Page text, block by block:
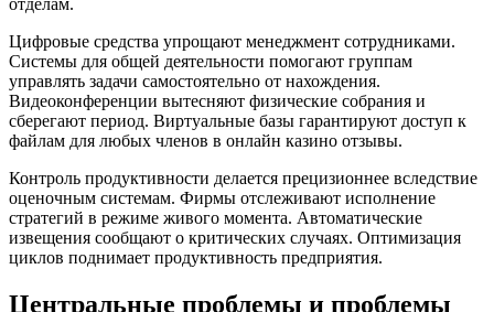
отделам.
Цифровые средства упрощают менеджмент сотрудниками.
Системы для общей деятельности помогают группам
управлять задачи самостоятельно от нахождения.
Видеоконференции вытесняют физические собрания и
сберегают период. Виртуальные базы гарантируют доступ к
файлам для любых членов в онлайн казино отзывы.
Контроль продуктивности делается прецизионнее вследствие
оценочным системам. Фирмы отслеживают исполнение
стратегий в режиме живого момента. Автоматические
извещения сообщают о критических случаях. Оптимизация
циклов поднимает продуктивность предприятия.
Центральные проблемы и проблемы